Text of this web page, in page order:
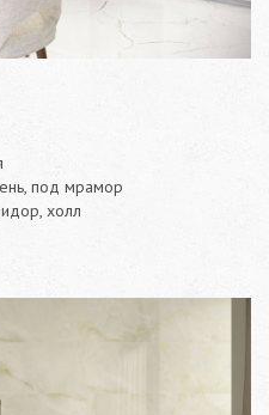
под мрамор
холл